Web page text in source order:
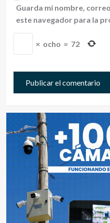
Guarda mi nombre,
este navegador para la
× ocho = 72